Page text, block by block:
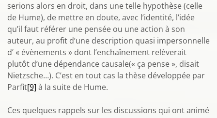
serions alors en droit, dans une telle hypothèse (celle
de Hume), de mettre en doute, avec l’identité, l’idée
qu’il faut référer une pensée ou une action à son
auteur, au profit d’une description quasi impersonnelle
d’ « évènements » dont l’enchaînement relèverait
plutôt d’une dépendance causale(« ça pense », disait
Nietzsche…). C’est en tout cas la thèse développée par
Parfit[9] à la suite de Hume.
Ces quelques rappels sur les discussions qui ont animé